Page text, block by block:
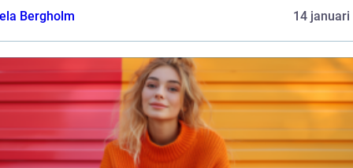
Bergholm
14 januari